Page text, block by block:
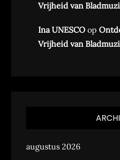
Vrijheid van
Ina UNESCO op
Vrijheid van
augustus 2026